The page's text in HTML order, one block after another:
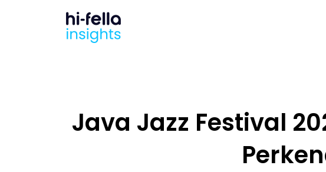
Java Jazz Festival